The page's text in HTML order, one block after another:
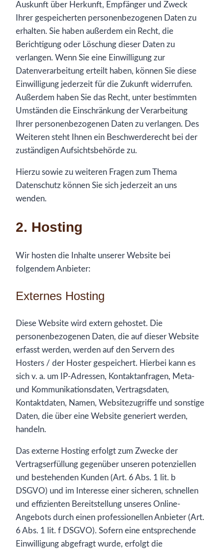
Auskunft über Herkunft, Empfänger und Zweck
Ihrer gespeicherten personenbezogenen Daten zu
erhalten. Sie haben außerdem ein Recht, die
Berichtigung oder Löschung dieser Daten zu
verlangen. Wenn Sie eine Einwilligung zur
Datenverarbeitung erteilt haben, können Sie diese
Einwilligung jederzeit für die Zukunft widerrufen.
Außerdem haben Sie das Recht, unter bestimmten
Umständen die Einschränkung der Verarbeitung
Ihrer personenbezogenen Daten zu verlangen. Des
Weiteren steht Ihnen ein Beschwerderecht bei der
zuständigen Aufsichtsbehörde zu.
Hierzu sowie zu weiteren Fragen zum Thema
Datenschutz können Sie sich jederzeit an uns
wenden.
2. Hosting
Wir hosten die Inhalte unserer Website bei
folgendem Anbieter:
Externes Hosting
Diese Website wird extern gehostet. Die
personenbezogenen Daten, die auf dieser Website
erfasst werden, werden auf den Servern des
Hosters / der Hoster gespeichert. Hierbei kann es
sich v. a. um IP-Adressen, Kontaktanfragen, Meta-
und Kommunikationsdaten, Vertragsdaten,
Kontaktdaten, Namen, Websitezugriffe und sonstige
Daten, die über eine Website generiert werden,
handeln.
Das externe Hosting erfolgt zum Zwecke der
Vertragserfüllung gegenüber unseren potenziellen
und bestehenden Kunden (Art. 6 Abs. 1 lit. b
DSGVO) und im Interesse einer sicheren, schnellen
und effizienten Bereitstellung unseres Online-
Angebots durch einen professionellen Anbieter (Art.
6 Abs. 1 lit. f DSGVO). Sofern eine entsprechende
Einwilligung abgefragt wurde, erfolgt die